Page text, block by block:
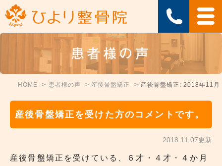
患者様の声
HOME 患者様の声 産後骨盤矯正 産後骨盤矯正: 2018年11月
産後骨盤矯正を受けた方のコメントです。
2018.11.07更新
産後骨盤矯正を受けている、６才・４才・４か月